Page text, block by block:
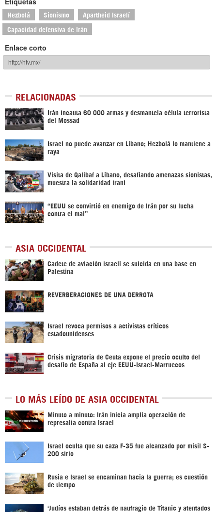
Hezbolá Sionismo Apartheid Israelí
Capacidad defensiva de Irán
Enlace corto
RELACIONADAS
Irán incauta 60 000 armas y desmantela célula terrorista
del Mossad
Israel no puede avanzar en Líbano; Hezbolá lo mantiene a
raya
Visita de Qalibaf a Líbano, desafiando amenazas sionistas,
muestra la solidaridad iraní
“EEUU se convirtió en enemigo de Irán por su lucha
contra el mal”
ASIA OCCIDENTAL
Cadete de aviación israelí se suicida en una base en
Palestina
REVERBERACIONES DE UNA DERROTA
Israel revoca permisos a activistas críticos
estadounidenses
Crisis migratoria de Ceuta expone el precio oculto del
desafío de España al eje EEUU-Israel-Marruecos
LO MÁS LEÍDO DE ASIA OCCIDENTAL
Minuto a minuto: Irán inicia amplia operación de
represalia contra Israel
Israel oculta que su caza F-35 fue alcanzado por misil S-
200 sirio
Rusia e Israel se encaminan hacia la guerra; es cuestión
de tiempo
‘Judíos estaban detrás de naufragio de Titanic y atentados